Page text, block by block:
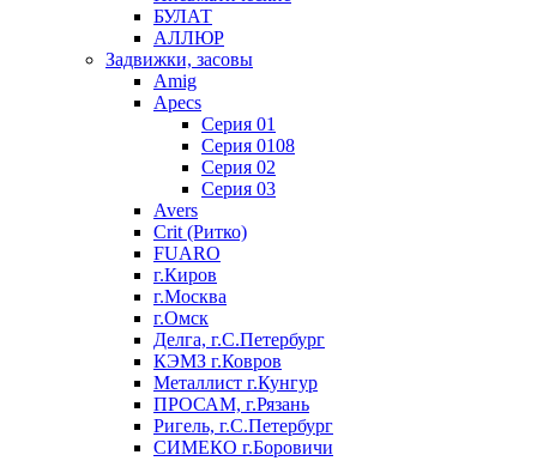
БУЛАТ
АЛЛЮР
Задвижки, засовы
Amig
Apecs
Серия 01
Серия 0108
Серия 02
Серия 03
Avers
Crit (Ритко)
FUARO
г.Киров
г.Москва
г.Омск
Делга, г.С.Петербург
КЭМЗ г.Ковров
Металлист г.Кунгур
ПРОСАМ, г.Рязань
Ригель, г.С.Петербург
СИМЕКО г.Боровичи